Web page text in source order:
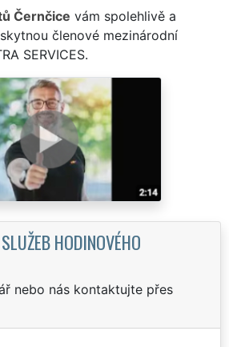
Černčice vám spolehlivě a
členové mezinárodní
SERVICES.
HODINOVÉHO
nebo nás kontaktujte přes